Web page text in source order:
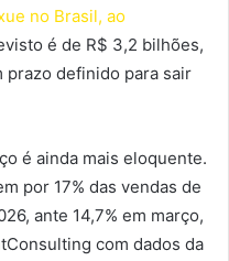
no Brasil, ao
é de R$ 3,2 bilhões,
prazo definido para sair
é ainda mais eloquente.
por 17% das vendas de
ante 14,7% em março,
com dados da